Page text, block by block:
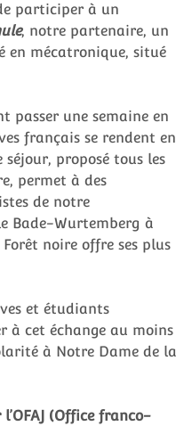
participer à un
, notre partenaire, un
en mécatronique, situé
passer une semaine en
français se rendent en
proposé tous les
permet à des
de notre
Bade-Wurtemberg à
noire offre ses plus
et étudiants
à cet échange au moins
à Notre Dame de la
(Office franco-